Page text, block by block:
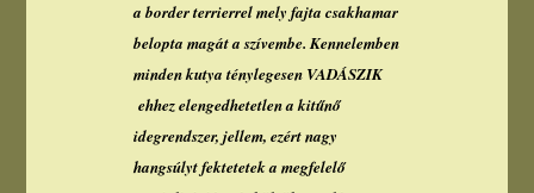
a border terrierrel mely fajta csakhamar
belopta magát a szívembe. Kennelemben
minden kutya ténylegesen VADÁSZIK
ehhez elengedhetetlen a kitűnő
idegrendszer, jellem, ezért nagy
hangsúlyt fektetetek a megfelelő